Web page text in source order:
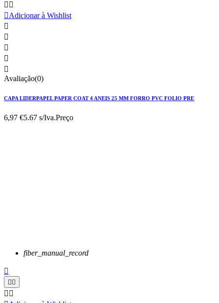
 
Adicionar à Wishlist





Avaliação(0)
CAPA LIDERPAPEL PAPER COAT 4 ANEIS 25 MM FORRO PVC FOLIO PRE
6,97 €5.67 s/Iva.Preço
fiber_manual_record

 
 